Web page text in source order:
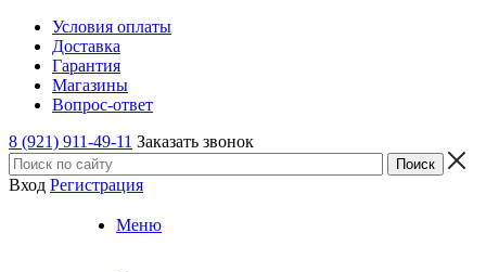
Условия оплаты
Доставка
Гарантия
Магазины
Вопрос-ответ
8 (921) 911-49-11 Заказать звонок
Вход Регистрация
Меню